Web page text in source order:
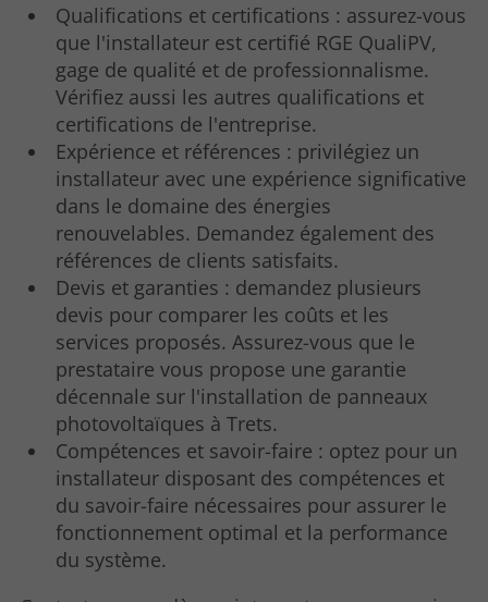
Qualifications et certifications : assurez-vous
que l'installateur est certifié RGE QualiPV,
gage de qualité et de professionnalisme.
Vérifiez aussi les autres qualifications et
certifications de l'entreprise.
Expérience et références : privilégiez un
installateur avec une expérience significative
dans le domaine des énergies
renouvelables. Demandez également des
références de clients satisfaits.
Devis et garanties : demandez plusieurs
devis pour comparer les coûts et les
services proposés. Assurez-vous que le
prestataire vous propose une garantie
décennale sur l'installation de panneaux
photovoltaïques à Trets.
Compétences et savoir-faire : optez pour un
installateur disposant des compétences et
du savoir-faire nécessaires pour assurer le
fonctionnement optimal et la performance
du système.